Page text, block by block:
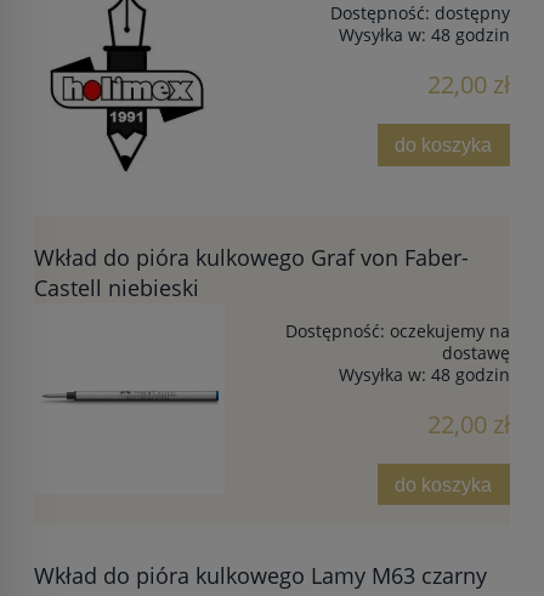
Dostępność: dostępny
Wysyłka w: 48 godzin
22,00 zł
do koszyka
Wkład do pióra kulkowego Graf von Faber-
Castell niebieski
Dostępność: oczekujemy na
dostawę
Wysyłka w: 48 godzin
22,00 zł
do koszyka
Wkład do pióra kulkowego Lamy M63 czarny